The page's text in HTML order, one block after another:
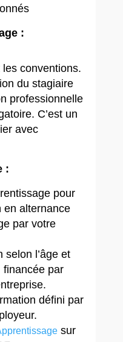
:
les conventions.
du stagiaire
professionnelle
C’est un
avec
:
pour
en alternance
par votre
selon l’âge et
financée par
défini par
sur